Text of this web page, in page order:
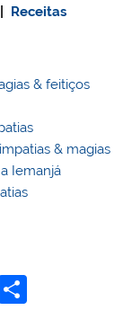
Receitas
& feitiços
& magias
Iemanjá